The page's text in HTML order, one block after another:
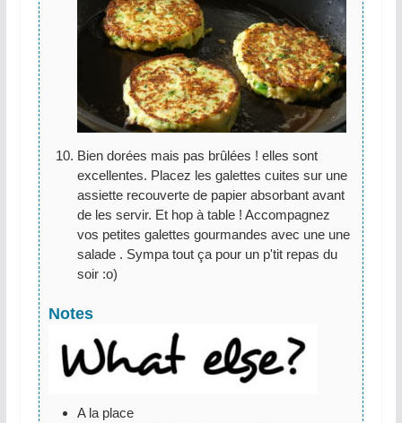
Bien dorées mais pas brûlées ! elles sont
excellentes. Placez les galettes cuites sur une
assiette recouverte de papier absorbant avant
de les servir. Et hop à table ! Accompagnez
vos petites galettes gourmandes avec une une
salade . Sympa tout ça pour un p'tit repas du
soir :o)
Notes
A la place